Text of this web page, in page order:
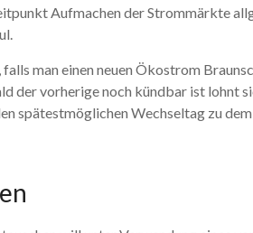
Aufmachen der Strommärkte
man einen neuen Ökostrom
der vorherige noch kündbar ist lohnt
spätestmöglichen Wechseltag zu